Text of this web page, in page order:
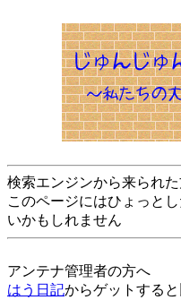
検索エンジンから来られた
このページにはひょっと
いかもしれません
アンテナ管理者の方へ
はう日記からゲットする